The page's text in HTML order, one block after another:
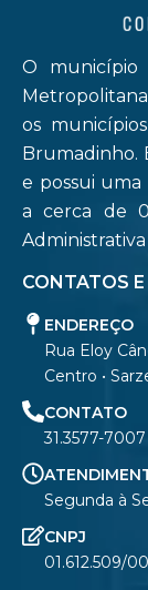
O município
os
Brumadinho.
e possui uma
a cerca de
CONTATOS
ENDEREÇO
Rua Eloy
Centro •
CONTATO
31.3577-7007
Segunda à
CNPJ
01.612.509/